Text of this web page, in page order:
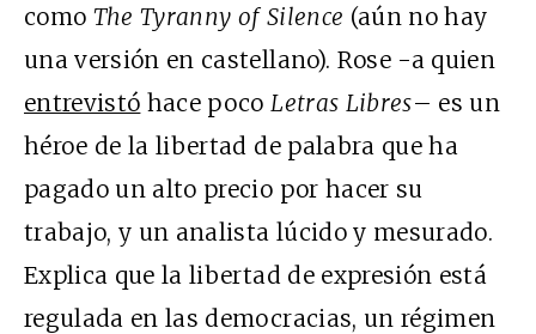
como The Tyranny of Silence (aún no hay
una versión en castellano). Rose -a quien
entrevistó hace pocoLetras Libres– es un
héroe de la libertad de palabra que ha
pagado un alto precio por hacer su
trabajo, y un analista lúcido y mesurado.
Explica que la libertad de expresión está
regulada en las democracias, un régimen